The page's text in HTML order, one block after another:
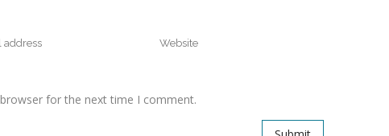
for the next time I comment.